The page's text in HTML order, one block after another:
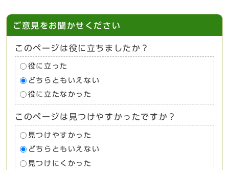
ご意見をお聞かせください
このページは役に立ちましたか？
役に立った
どちらともいえない
役に立たなかった
このページは見つけやすかったですか？
見つけやすかった
どちらともいえない
見つけにくかった